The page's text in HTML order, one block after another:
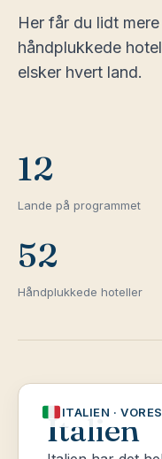
Her får du lidt
håndplukkede
elsker hvert land.
12
Lande på programmet
52
Håndplukkede hoteller
ITALIEN ·
Italien